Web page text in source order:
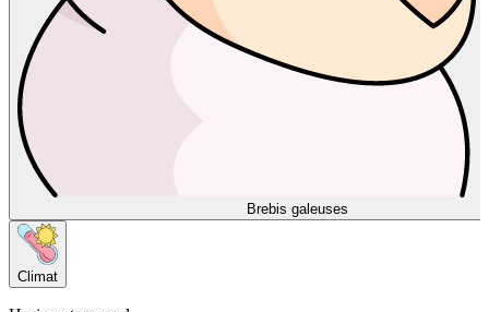
Brebis galeuses
Climat